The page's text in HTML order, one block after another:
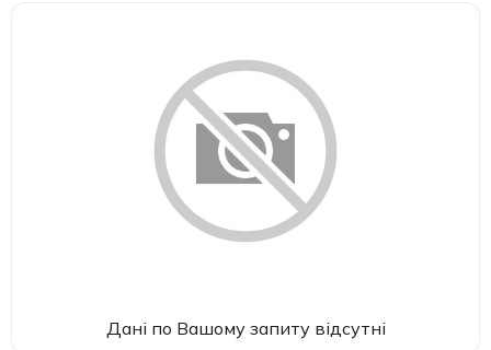
Дані по Вашому запиту відсутні